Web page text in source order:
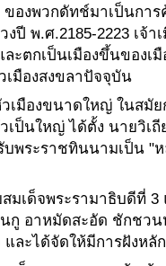
งพวกดัทช์มาเป็นการค้
ปี พ.ศ.2185-2223 เ
ะตกเป็นเมืองขึ้นของเ
มืองสงขลาปัจจุบัน
เมืองขนาดใหญ่ ในสมั
ป็นใหญ่ ได้ตั้ง นายวิเถี
รับพระราชทินนามเป็น
มเด็จพระรามาธิบดีที่ 3
นกู อาหมัดสะอัด ชักชว
และได้จัดให้มีการฝังห